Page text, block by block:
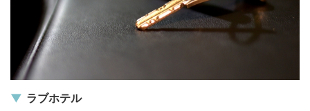
ラブホテル